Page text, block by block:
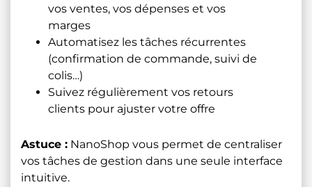
vos ventes, vos dépenses et vos
marges
Automatisez les tâches récurrentes
(confirmation de commande, suivi de
colis…)
Suivez régulièrement vos retours
clients pour ajuster votre offre
Astuce : NanoShop vous permet de centraliser
vos tâches de gestion dans une seule interface
intuitive.